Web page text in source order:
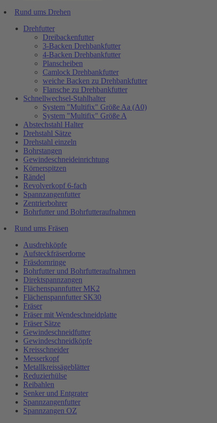
Rund ums Drehen
Drehfutter
Dreibackenfutter
3-Backen Drehbankfutter
4-Backen Drehbankfutter
Planscheiben
Camlock Drehbankfutter
weiche Backen zu Drehbankfutter
Flansche zu Drehbankfutter
Schnellwechsel-Stahlhalter
System "Multifix" Größe Aa (A0)
System "Multifix" Größe A
Abstechstahl Halter
Drehstahl Sätze
Drehstahl einzeln
Bohrstangen
Gewindeschneideinrichtung
Körnerspitzen
Rändel
Revolverkopf 6-fach
Spannzangenfutter
Zentrierbohrer
Bohrfutter und Bohrfutteraufnahmen
Rund ums Fräsen
Ausdrehköpfe
Aufsteckfräserdorne
Fräsdornringe
Bohrfutter und Bohrfutteraufnahmen
Direktspannzangen
Flächenspannfutter MK2
Flächenspannfutter SK30
Fräser
Fräser mit Wendeschneidplatte
Fräser Sätze
Gewindeschneidfutter
Gewindeschneidköpfe
Kreisschneider
Messerkopf
Metallkreissägeblätter
Reduzierhülse
Reibahlen
Senker und Entgrater
Spannzangenfutter
Spannzangen OZ